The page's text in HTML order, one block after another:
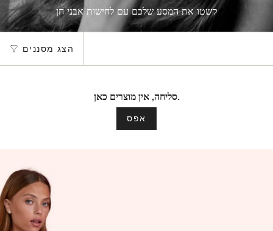
קשטו את המסע שלכם עם לחישות אבני חן
הצג מסננים
סליחה, אין מוצרים כאן.
אפס